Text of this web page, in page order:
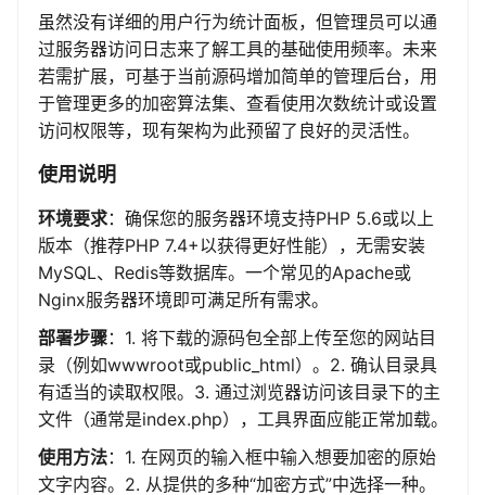
虽然没有详细的用户行为统计面板，但管理员可以通
过服务器访问日志来了解工具的基础使用频率。未来
若需扩展，可基于当前源码增加简单的管理后台，用
于管理更多的加密算法集、查看使用次数统计或设置
访问权限等，现有架构为此预留了良好的灵活性。
使用说明
环境要求：确保您的服务器环境支持PHP 5.6或以上
版本（推荐PHP 7.4+以获得更好性能），无需安装
MySQL、Redis等数据库。一个常见的Apache或
Nginx服务器环境即可满足所有需求。
部署步骤：1. 将下载的源码包全部上传至您的网站目
录（例如wwwroot或public_html）。2. 确认目录具
有适当的读取权限。3. 通过浏览器访问该目录下的主
文件（通常是index.php），工具界面应能正常加载。
使用方法：1. 在网页的输入框中输入想要加密的原始
文字内容。2. 从提供的多种“加密方式”中选择一种。